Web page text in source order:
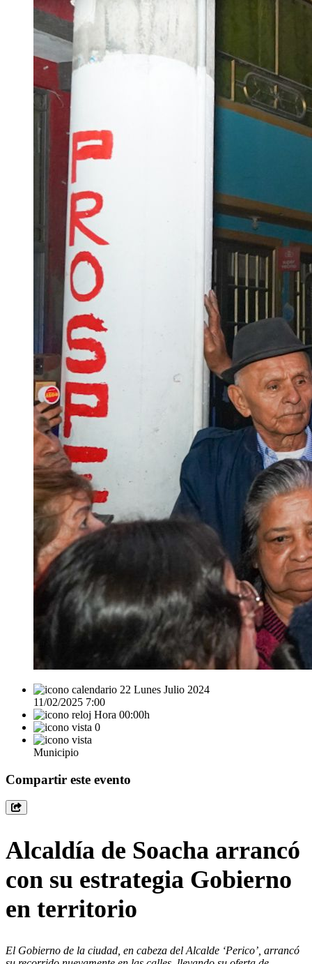
22 Lunes Julio 2024
11/02/2025 7:00
Hora 00:00h
0
Municipio
Compartir este evento
Alcaldía de Soacha arrancó
con su estrategia Gobierno
en territorio
El Gobierno de la ciudad, en cabeza del Alcalde ‘Perico’, arrancó